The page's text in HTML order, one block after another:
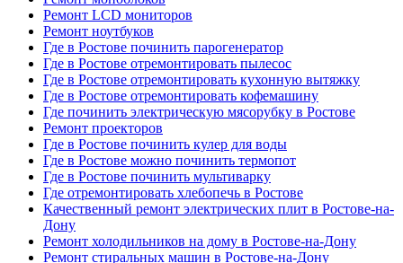
Ремонт LCD мониторов
Ремонт ноутбуков
Где в Ростове починить парогенератор
Где в Ростове отремонтировать пылесос
Где в Ростове отремонтировать кухонную вытяжку
Где в Ростове отремонтировать кофемашину
Где починить электрическую мясорубку в Ростове
Ремонт проекторов
Где в Ростове починить кулер для воды
Где в Ростове можно починить термопот
Где в Ростове починить мультиварку
Где отремонтировать хлебопечь в Ростове
Качественный ремонт электрических плит в Ростове-на-
Дону
Ремонт холодильников на дому в Ростове-на-Дону
Ремонт стиральных машин в Ростове-на-Дону